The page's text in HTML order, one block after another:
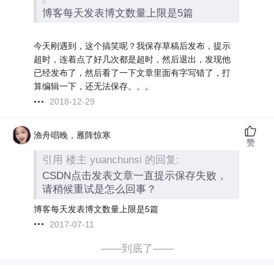
博客每天发表博文数量上限是5篇
今天刚遇到，这个搞笑呢？我保存草稿后发布，提示
超时，连着点了好几次都是超时，然后退出，发现他
已经发布了，然后看了一下文章里面有字写错了，打
算编辑一下，还无法保存。。。
2018-12-29
渔舟唱晚，雁阵惊寒
引用 楼主 yuanchunsi 的回复:
CSDN点击发表文章一直提示保存失败，
请稍候重试是怎么回事？
博客每天发表博文数量上限是5篇
2017-07-11
赞
——到底了——